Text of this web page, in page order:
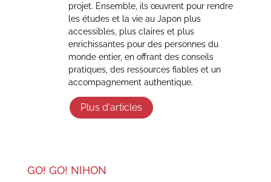
projet. Ensemble, ils œuvrent pour rendre
les études et la vie au Japon plus
accessibles, plus claires et plus
enrichissantes pour des personnes du
monde entier, en offrant des conseils
pratiques, des ressources fiables et un
accompagnement authentique.
Plus d'articles
GO! GO! NIHON